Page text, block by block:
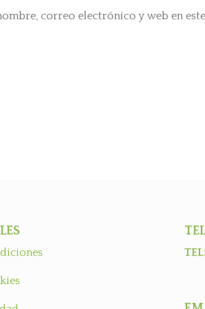
correo electrónico y web en